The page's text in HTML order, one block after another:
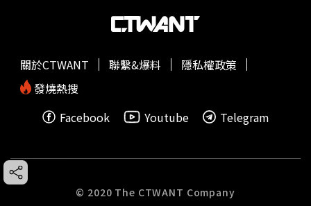
關於CTWANT 聯繫&爆料
隱私權政策
發燒熱搜
Facebook
Youtube Telegram
© 2020 The CTWANT Company